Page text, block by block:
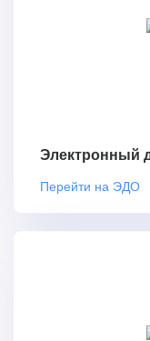
Электронный
Перейти на ЭДО